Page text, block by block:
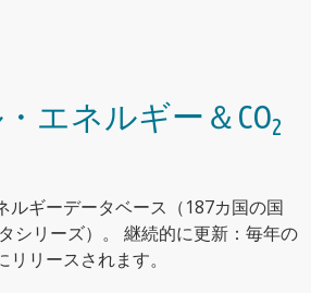
エネルギー＆CO2
ルギーデータベース（187カ国の国
シリーズ）。 継続的に更新：毎年の
リースされます。